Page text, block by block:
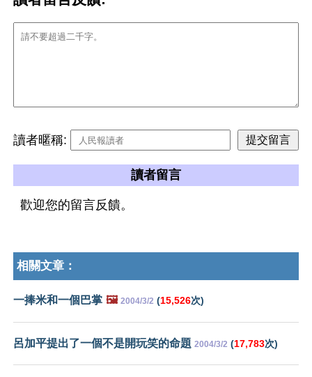
讀者暱稱:
讀者留言
歡迎您的留言反饋。
相關文章：
一捧米和一個巴掌 🖼️ 2004/3/2 (15,526次)
呂加平提出了一個不是開玩笑的命題 2004/3/2 (17,783次)